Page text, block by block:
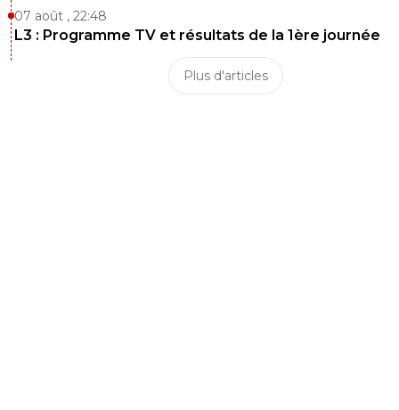
07 août , 22:48
L3 : Programme TV et résultats de la 1ère journée
Plus d'articles